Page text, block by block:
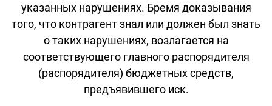
указанных нарушениях. Бремя доказывания
того, что контрагент знал или должен был знать
о таких нарушениях, возлагается на
соответствующего главного распорядителя
(распорядителя) бюджетных средств,
предъявившего иск.